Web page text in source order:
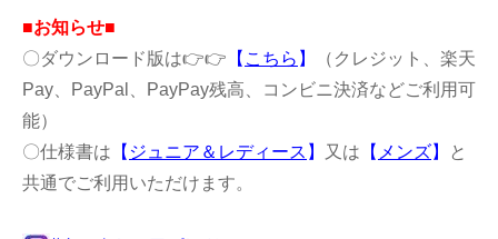
■お知らせ■
〇ダウンロード版は👉👉 【 こちら 】
（クレジット、楽天
Pay、PayPal、PayPay残高、コンビニ決済などご利用可
能）
〇仕様書は 【 ジュニア＆レディース 】 又は 【 メンズ】
と
共通でご利用いただけます。